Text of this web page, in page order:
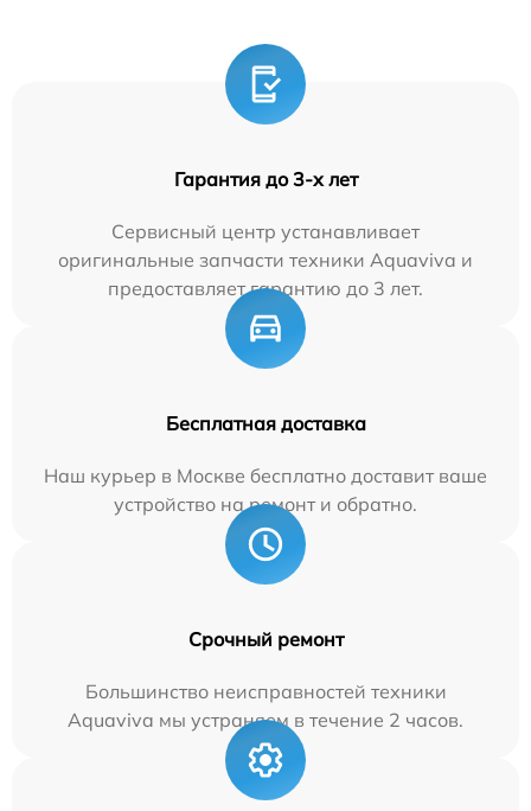
Гарантия до 3-х лет
Сервисный центр устанавливает
оригинальные запчасти техники Aquaviva и
предоставляет гарантию до 3 лет.
Бесплатная доставка
Наш курьер в Москве бесплатно доставит ваше
устройство на ремонт и обратно.
Срочный ремонт
Большинство неисправностей техники
Aquaviva мы устраняем в течение 2 часов.